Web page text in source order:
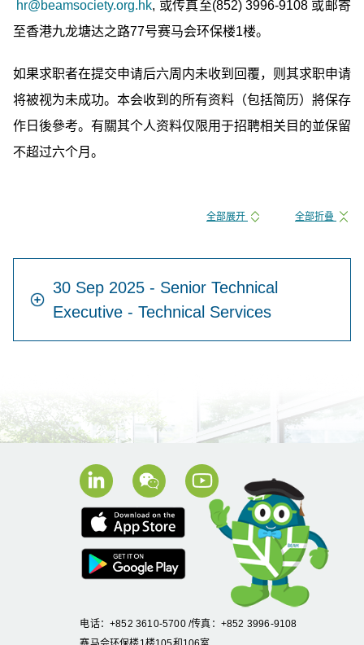
hr@beamsociety.org.hk, 或传真至(852) 3996-9108 或邮寄
至香港九龙塘达之路77号赛马会环保楼1楼。
如果求职者在提交申请后六周内未收到回覆，则其求职申请
将被视为未成功。本会收到的所有资料（包括简历）將保存
作日後參考。有關其个人资料仅限用于招聘相关目的並保留
不超过六个月。
全部展开 全部折叠
30 Sep 2025 - Senior Technical
Executive - Technical Services
电话：+852 3610-5700 /传真：+852 3996-9108